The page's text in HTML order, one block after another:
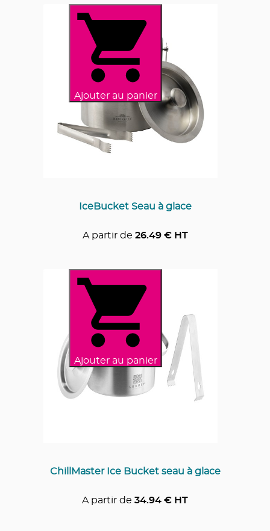
Ajouter au panier
IceBucket Seau à glace
A partir de 26.49€ HT
Ajouter au panier
ChillMaster Ice Bucket seau à glace
A partir de 34.94 € HT